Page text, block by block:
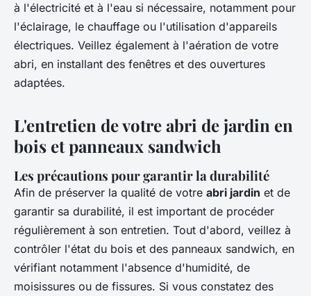
à l'électricité et à l'eau si nécessaire, notamment pour
l'éclairage, le chauffage ou l'utilisation d'appareils
électriques. Veillez également à l'aération de votre
abri, en installant des fenêtres et des ouvertures
adaptées.
L'entretien de votre abri de jardin en
bois et panneaux sandwich
Les précautions pour garantir la durabilité
Afin de préserver la qualité de votre abri jardin et de
garantir sa durabilité, il est important de procéder
régulièrement à son entretien. Tout d'abord, veillez à
contrôler l'état du bois et des panneaux sandwich, en
vérifiant notamment l'absence d'humidité, de
moisissures ou de fissures. Si vous constatez des